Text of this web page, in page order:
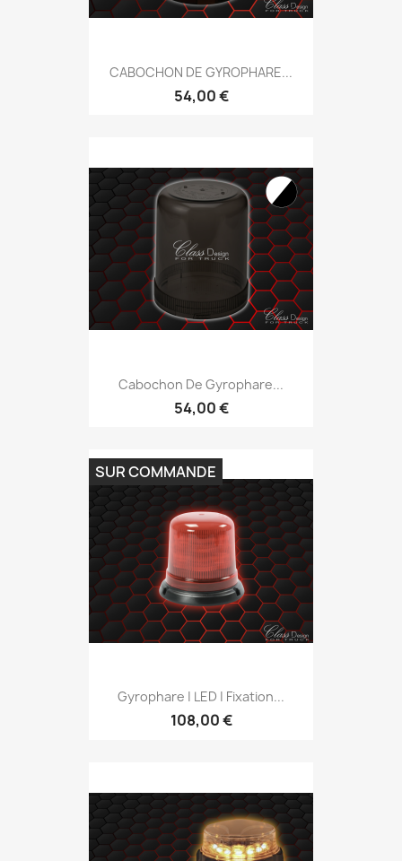
CABOCHON DE GYROPHARE...
54,00 €
Cabochon De Gyrophare...
54,00 €
Gyrophare | LED | Fixation...
108,00 €
SUR COMMANDE